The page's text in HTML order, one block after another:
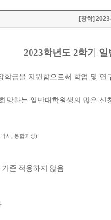
[장학]
2023학년도 2학기 일
금을 지원함으로써 학업 및 연
망하는 일반대학원생의 많은 신
박사 통합과정)
준 적용하지 않음